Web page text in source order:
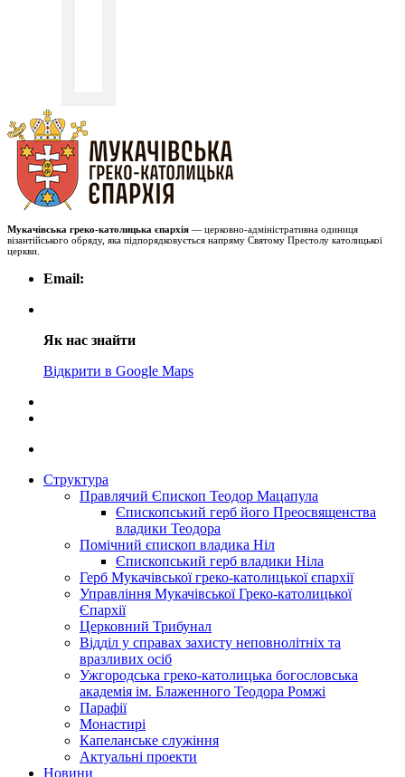
Мукачівська греко-католицька єпархія — церковно-адміністративна одиниця
візантійського обряду, яка підпорядковується напряму Святому Престолу католицької
церкви.
Email:
Як нас знайти
Відкрити в Google Maps
Структура
Правлячий Єпископ Теодор Мацапула
Єпископський герб його Преосвященства
владики Теодора
Помічний єпископ владика Ніл
Єпископський герб владики Ніла
Герб Мукачівської греко-католицької єпархії
Управління Мукачівської Греко-католицької
Єпархії
Церковний Трибунал
Відділ у справах захисту неповнолітніх та
вразливих осіб
Ужгородська греко-католицька богословська
академія ім. Блаженного Теодора Ромжі
Парафії
Монастирі
Капеланське служіння
Актуальні проекти
Новини